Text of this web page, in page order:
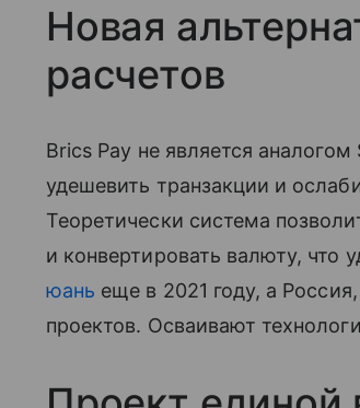
Новая
расчетов
Brics Pay не является
удешевить транзакции и
Теоретически система
и конвертировать валюту, что
юань еще в 2021 году, а
проектов. Осваивают